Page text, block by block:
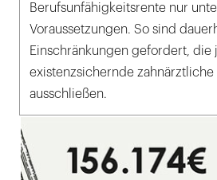
Berufsunfähigkeitsrente nur
Voraussetzungen. So sind
Einschränkungen gefordert, die
existenzsichernde zahnärztliche
ausschließen.